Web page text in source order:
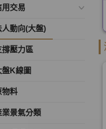
用交易
人動向(大盤)
撐壓力區
盤K線圖
物料
業景氣分類